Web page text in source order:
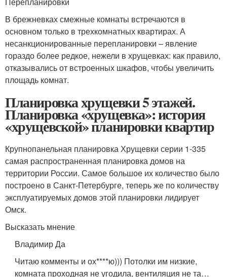
В брежневках смежные комнаты встречаются в
основном только в трехкомнатных квартирах. А
несанкционированные перепланировки – явление
гораздо более редкое, нежели в хрущевках: как правило,
отказывались от встроенных шкафов, чтобы увеличить
площадь комнат.
Планировка хрущевки 5 этажей.
Планировка «хрущевка»: история
«хрущевской» планировки квартир
Крупнопанельная планировка Хрущевки серии 1-335
самая распространенная планировка домов на
территории России. Самое большое их количество было
построено в Санкт-Петербурге, теперь же по количеству
эксплуатируемых домов этой планировки лидирует
Омск.
Высказать мнение
Владимир Да
Читаю комменты и ох****ю))) Потолки им низкие,
комната проходная не угодила, вентиляция не та…